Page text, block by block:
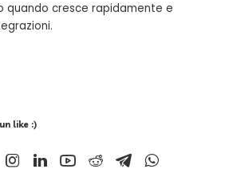
cresce rapidamente e
like :)